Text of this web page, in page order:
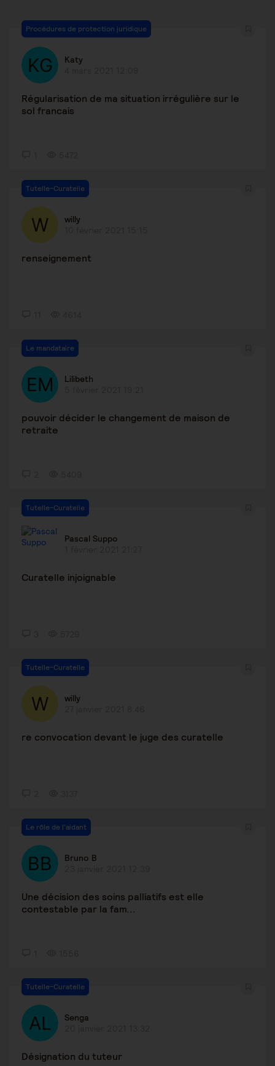
Procédures de protection juridique
Katy
Régularisation de ma situation irrégulière sur le
sol francais
Tutelle-Curatelle
willy
renseignement
Le mandataire
Lilibeth
pouvoir décider le changement de maison de
retraite
Tutelle-Curatelle
Pascal Suppo
Curatelle injoignable
Tutelle-Curatelle
willy
re convocation devant le juge des curatelle
Le rôle de l'aidant
Bruno B
Une décision des soins palliatifs est elle
contestable par la fam...
Tutelle-Curatelle
Senga
Désignation du tuteur